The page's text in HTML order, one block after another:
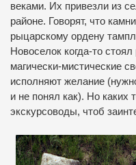
веками. Их привезли из
районе. Говорят, что
рыцарскому ордену
Новоселок когда-то
магически-мистические
исполняют желание
и не понял как). Но каких
экскурсоводы, чтоб